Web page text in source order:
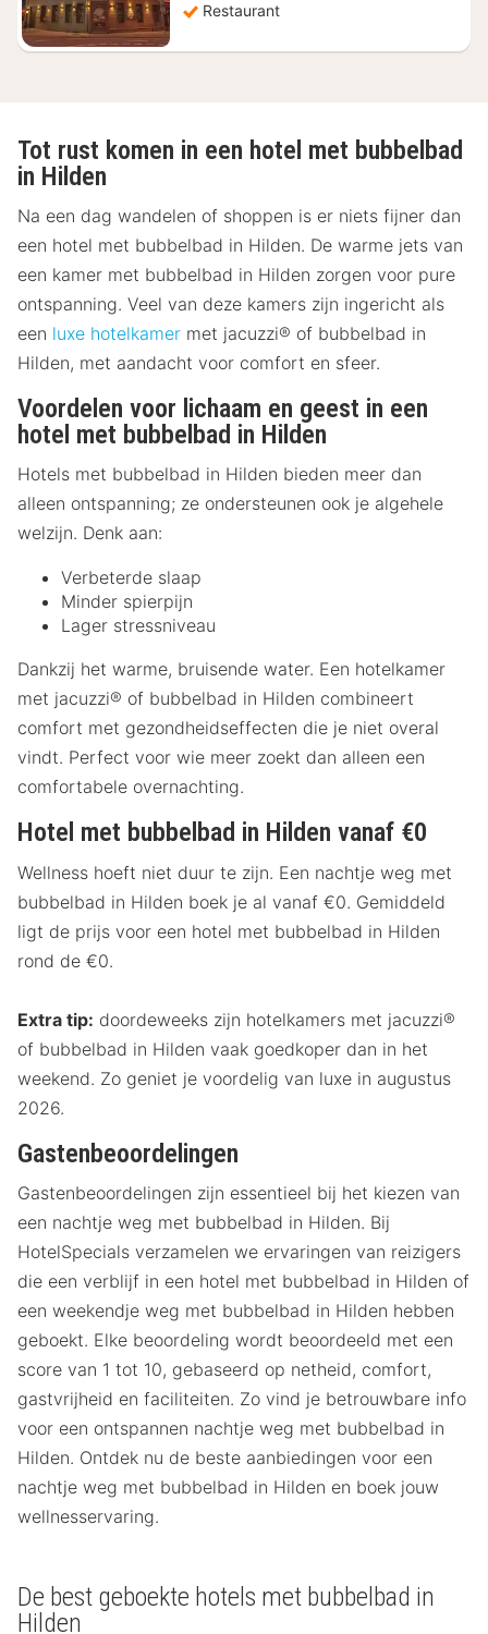
Restaurant
Tot rust komen in een hotel met bubbelbad
in Hilden
Na een dag wandelen of shoppen is er niets fijner dan
een hotel met bubbelbad in Hilden. De warme jets van
een kamer met bubbelbad in Hilden zorgen voor pure
ontspanning. Veel van deze kamers zijn ingericht als
een luxe hotelkamer met jacuzzi® of bubbelbad in
Hilden, met aandacht voor comfort en sfeer.
Voordelen voor lichaam en geest in een
hotel met bubbelbad in Hilden
Hotels met bubbelbad in Hilden bieden meer dan
alleen ontspanning; ze ondersteunen ook je algehele
welzijn. Denk aan:
Verbeterde slaap
Minder spierpijn
Lager stressniveau
Dankzij het warme, bruisende water. Een hotelkamer
met jacuzzi® of bubbelbad in Hilden combineert
comfort met gezondheidseffecten die je niet overal
vindt. Perfect voor wie meer zoekt dan alleen een
comfortabele overnachting.
Hotel met bubbelbad in Hilden vanaf €0
Wellness hoeft niet duur te zijn. Een nachtje weg met
bubbelbad in Hilden boek je al vanaf €0. Gemiddeld
ligt de prijs voor een hotel met bubbelbad in Hilden
rond de €0.
Extra tip: doordeweeks zijn hotelkamers met jacuzzi®
of bubbelbad in Hilden vaak goedkoper dan in het
weekend. Zo geniet je voordelig van luxe in augustus
2026.
Gastenbeoordelingen
Gastenbeoordelingen zijn essentieel bij het kiezen van
een nachtje weg met bubbelbad in Hilden. Bij
HotelSpecials verzamelen we ervaringen van reizigers
die een verblijf in een hotel met bubbelbad in Hilden of
een weekendje weg met bubbelbad in Hilden hebben
geboekt. Elke beoordeling wordt beoordeeld met een
score van 1 tot 10, gebaseerd op netheid, comfort,
gastvrijheid en faciliteiten. Zo vind je betrouwbare info
voor een ontspannen nachtje weg met bubbelbad in
Hilden. Ontdek nu de beste aanbiedingen voor een
nachtje weg met bubbelbad in Hilden en boek jouw
wellnesservaring.
De best geboekte hotels met bubbelbad in
Hilden